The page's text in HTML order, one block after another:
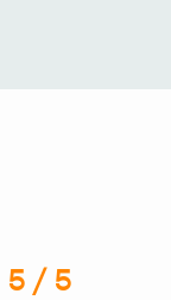
5 / 5